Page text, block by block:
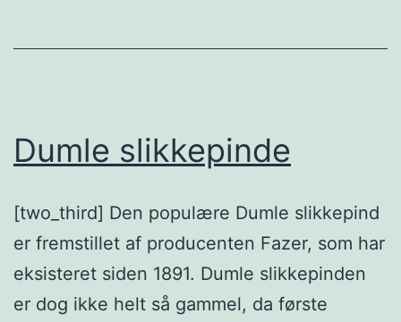
Dumle slikkepinde
[two_third] Den populære Dumle slikkepind
er fremstillet af producenten Fazer, som har
eksisteret siden 1891. Dumle slikkepinden
er dog ikke helt så gammel, da første